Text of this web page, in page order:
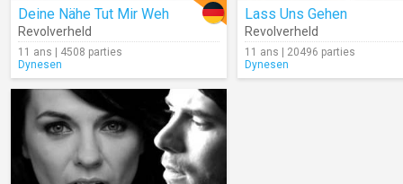
Deine Nähe Tut Mir Weh
Revolverheld
11 ans | 4508 parties
Dynesen
Lass Uns Gehen
Revolverheld
11 ans | 20496 parties
Dynesen